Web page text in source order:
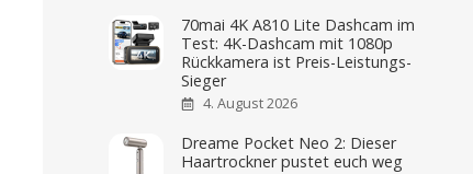
70mai 4K A810 Lite Dashcam im
Test: 4K-Dashcam mit 1080p
Rückkamera ist Preis-Leistungs-
Sieger
4. August 2026
Dreame Pocket Neo 2: Dieser
Haartrockner pustet euch weg